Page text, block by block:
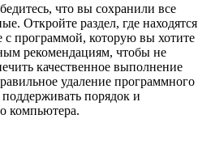
что вы сохранили все
Откройте раздел, где находятся
программой, которую вы хотите
рекомендациям, чтобы не
качественное выполнение
удаление программного
порядок и
компьютера.